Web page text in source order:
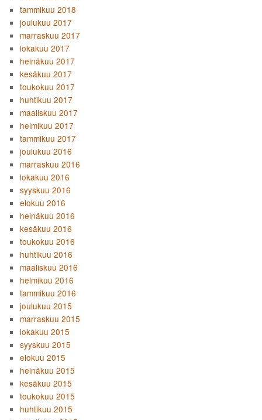
tammikuu 2018
joulukuu 2017
marraskuu 2017
lokakuu 2017
heinäkuu 2017
kesäkuu 2017
toukokuu 2017
huhtikuu 2017
maaliskuu 2017
helmikuu 2017
tammikuu 2017
joulukuu 2016
marraskuu 2016
lokakuu 2016
syyskuu 2016
elokuu 2016
heinäkuu 2016
kesäkuu 2016
toukokuu 2016
huhtikuu 2016
maaliskuu 2016
helmikuu 2016
tammikuu 2016
joulukuu 2015
marraskuu 2015
lokakuu 2015
syyskuu 2015
elokuu 2015
heinäkuu 2015
kesäkuu 2015
toukokuu 2015
huhtikuu 2015